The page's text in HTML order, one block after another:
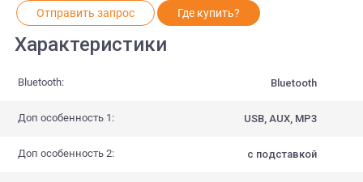
Отправить запрос Где купить?
Характеристики
Bluetooth: Bluetooth
Доп особенность 1: USB, AUX, MP3
Доп особенность 2: с подставкой